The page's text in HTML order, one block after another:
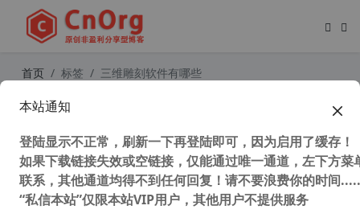
首页 标签 三维雕刻软件有哪些
3D雕刻软件 Pixologic ZBrush 2022.
本站通知
登陆显示不正常，刷新一下再登陆即可，因为启用了缓存！
如果下载链接失效或空链接，仅能通过唯一通道，左下方菜
联系，其他通道均得不到任何回复！请不要浪费你的时间
“私信本站”仅限本站VIP用户，其他用户不提供服务